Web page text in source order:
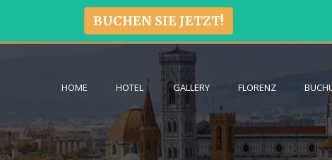
HOME HOTEL GALLERY FLORENZ
BUCHEN SIE JETZT!